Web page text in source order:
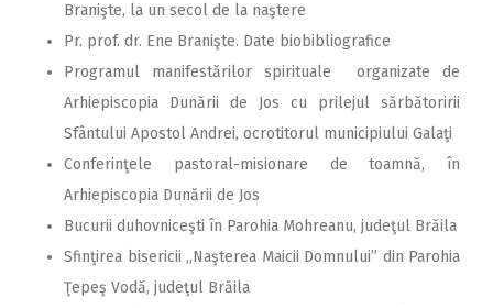
Branişte, la un secol de la naştere
Pr. prof. dr. Ene Branişte. Date biobibliografice
Programul manifestărilor spirituale organizate de
Arhiepiscopia Dunării de Jos cu prilejul sărbătoririi
Sfântului Apostol Andrei, ocrotitorul municipiului Galaţi
Conferinţele pastoral-misionare de toamnă, în
Arhiepiscopia Dunării de Jos
Bucurii duhovniceşti în Parohia Mohreanu, judeţul Brăila
Sfinţirea bisericii ,,Naşterea Maicii Domnului” din Parohia
Ţepeş Vodă, judeţul Brăila